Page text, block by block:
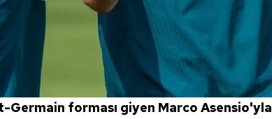
Germain forması giyen Marco Asensio'yla